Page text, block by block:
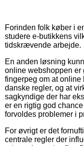
Forinden folk køber i
studere e-butikkens
tidskrævende arbejde.
En anden løsning
online webshoppen er
fingerpeg om at online
danske regler, og at
sagkyndige der har
er en rigtig god
forvoldes problemer i
For øvrigt er det
centrale regler der